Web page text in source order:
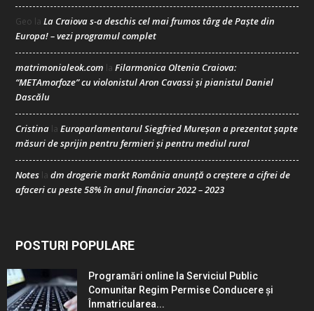
Geo la La Craiova s-a deschis cel mai frumos târg de Paște din
Europa! – vezi programul complet
matrimonialeok.com la Filarmonica Oltenia Craiova:
“METAmorfoze” cu violonistul Aron Cavassi și pianistul Daniel
Dascălu
Cristina la Europarlamentarul Siegfried Mureșan a prezentat șapte
măsuri de sprijin pentru fermieri și pentru mediul rural
Notes la dm drogerie markt România anunță o creștere a cifrei de
afaceri cu peste 58% în anul financiar 2022 – 2023
POSTURI POPULARE
Programări online la Serviciul Public
Comunitar Regim Permise Conducere şi
Înmatricularea...